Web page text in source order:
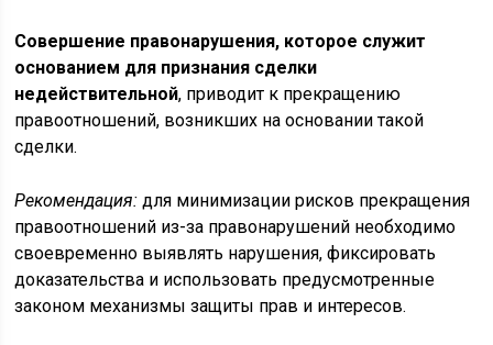
Совершение правонарушения, которое служит
основанием для признания сделки
недействительной, приводит к прекращению
правоотношений, возникших на основании такой
сделки.
Рекомендация: для минимизации рисков прекращения
правоотношений из-за правонарушений необходимо
своевременно выявлять нарушения, фиксировать
доказательства и использовать предусмотренные
законом механизмы защиты прав и интересов.